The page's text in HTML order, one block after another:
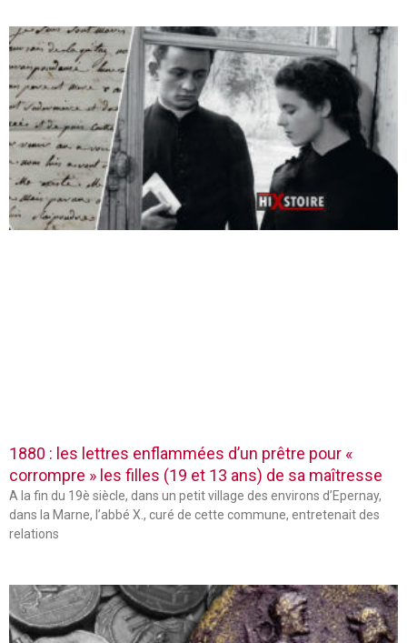
1880 : les lettres enflammées d’un prêtre pour «
corrompre » les filles (19 et 13 ans) de sa maîtresse
A la fin du 19è siècle, dans un petit village des environs d’Epernay,
dans la Marne, l’abbé X., curé de cette commune, entretenait des
relations